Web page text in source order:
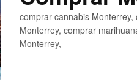
comprar cannabis
Monterrey, comprar
Monterrey,